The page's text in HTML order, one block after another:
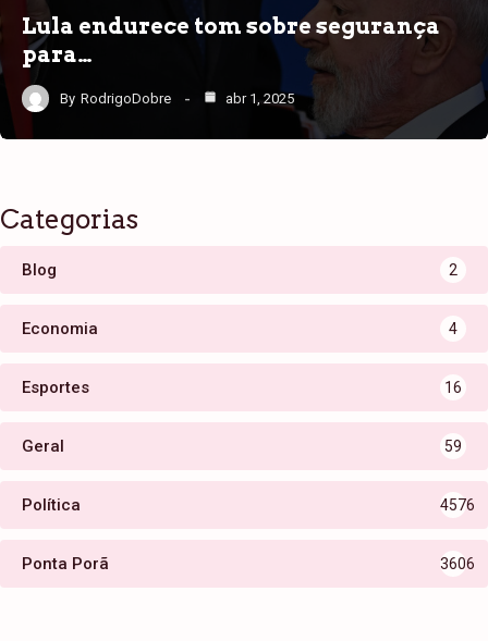
Lula endurece tom sobre segurança
para…
By RodrigoDobre abr 1, 2025
Categorias
Blog 2
Economia 4
Esportes 16
Geral 59
Política 4576
Ponta Porã 3606